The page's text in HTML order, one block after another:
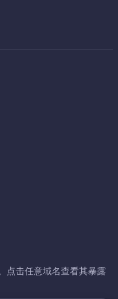
点击任意域名查看其暴露